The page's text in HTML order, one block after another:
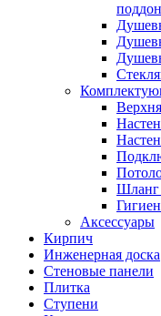
Шланг
Аксессуары
Кирпич
Инженерная доска
Стеновые панели
Плитка
Ступени